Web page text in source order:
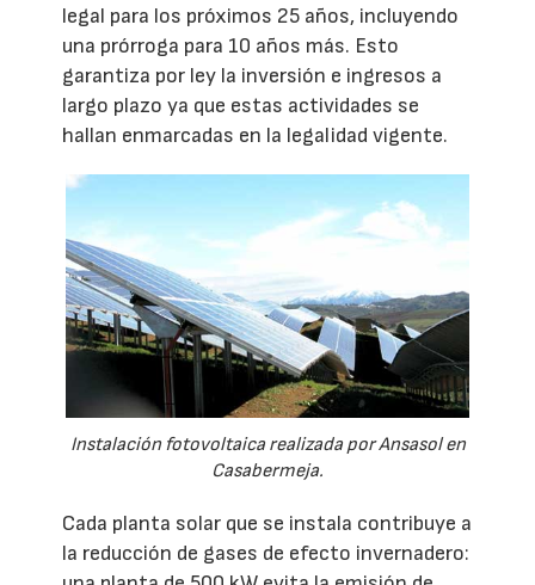
legal para los próximos 25 años, incluyendo
una prórroga para 10 años más. Esto
garantiza por ley la inversión e ingresos a
largo plazo ya que estas actividades se
hallan enmarcadas en la legalidad vigente.
Instalación fotovoltaica realizada por Ansasol en
Casabermeja.
Cada planta solar que se instala contribuye a
la reducción de gases de efecto invernadero: